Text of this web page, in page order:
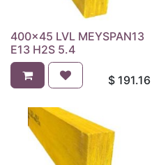
400x45 LVL MEYSPAN13
E13 H2S 5.4
$ 191.16